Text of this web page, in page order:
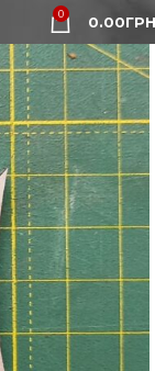
0 0.00